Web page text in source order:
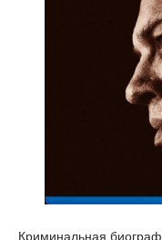
Криминальная